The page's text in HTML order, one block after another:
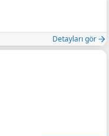
Detayları gör